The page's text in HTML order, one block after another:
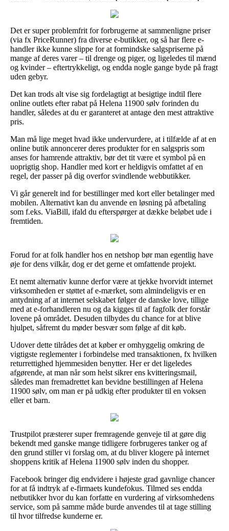
Det er super problemfrit for forbrugerne at sammenligne priser
(via fx PriceRunner) fra diverse e-butikker, og så har flere e-
handler ikke kunne slippe for at formindske salgspriserne på
mange af deres varer – til drenge og piger, og ligeledes til mænd
og kvinder – eftertrykkeligt, og endda nogle gange byde på fragt
uden gebyr.
Det kan trods alt vise sig fordelagtigt at besigtige indtil flere
online outlets efter rabat på Helena 11900 sølv forinden du
handler, således at du er garanteret at antage den mest attraktive
pris.
Man må lige meget hvad ikke undervurdere, at i tilfælde af at en
online butik annoncerer deres produkter for en salgspris som
anses for hamrende attraktiv, bør det tit være et symbol på en
uoprigtig shop. Handler med kort er heldigvis omfattet af en
regel, der passer på dig overfor svindlende webbutikker.
Vi går generelt ind for bestillinger med kort eller betalinger med
mobilen. Alternativt kan du anvende en løsning på afbetaling
som f.eks. ViaBill, ifald du efterspørger at dække beløbet ude i
fremtiden.
Forud for at folk handler hos en netshop bør man egentlig have
øje for dens vilkår, dog er det gerne et omfattende projekt.
Et nemt alternativ kunne derfor være at tjekke hvorvidt internet
virksomheden er støttet af e-mærket, som almindeligvis er en
antydning af at internet selskabet følger de danske love, tillige
med at e-forhandleren nu og da kigges til af fagfolk der forstår
lovene på området. Desuden tilbydes du chance for at blive
hjulpet, såfremt du møder besvær som følge af dit køb.
Udover dette tilrådes det at køber er omhyggelig omkring de
vigtigste reglementer i forbindelse med transaktionen, fx hvilken
returrettighed hjemmesiden benytter. Her er det ligeledes
afgørende, at man når som helst sikrer ens kvitteringsmail,
således man fremadrettet kan bevidne bestillingen af Helena
11900 sølv, om man er på udkig efter produkter til en voksen
eller et barn.
Trustpilot præsterer super fremragende genveje til at gøre dig
bekendt med ganske mange tidligere forbrugeres tanker og af
den grund stiller vi forslag om, at du bliver klogere på internet
shoppens kritik af Helena 11900 sølv inden du shopper.
Facebook bringer dig endvidere i højeste grad gavnlige chancer
for at få indtryk af e-firmaets kundefokus. Tilmed ses endda
netbutikker hvor du kan forfatte en vurdering af virksomhedens
service, som på samme måde burde anvendes til at tage stilling
til hvor tilfredse kunderne er.